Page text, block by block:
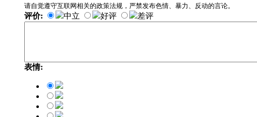
请自觉遵守互联网相关的政策法规，严禁发布色情、暴力、反动的言论。
评价: 中立 好评 差评
表情: